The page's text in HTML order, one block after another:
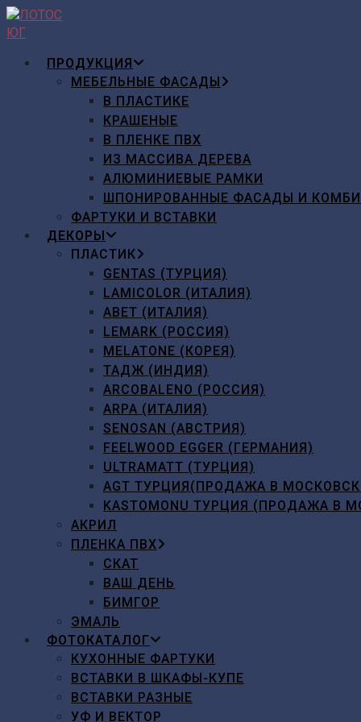
Перейти
к
ПРОДУКЦИЯ
МЕБЕЛЬНЫЕ ФАСАДЫ
В ПЛАСТИКЕ
КРАШЕНЫЕ
В ПЛЕНКЕ ПВХ
ИЗ МАССИВА ДЕРЕВА
АЛЮМИНИЕВЫЕ РАМКИ
ШПОНИРОВАННЫЕ ФАСАДЫ И
ФАРТУКИ И ВСТАВКИ
ДЕКОРЫ
ПЛАСТИК
GENTAS (ТУРЦИЯ)
LAMICOLOR (ИТАЛИЯ)
ABET (ИТАЛИЯ)
LEMARK (РОССИЯ)
MELATONE (КОРЕЯ)
ТАДЖ (ИНДИЯ)
ARCOBALENO (РОССИЯ)
ARPA (ИТАЛИЯ)
SENOSAN (АВСТРИЯ)
FEELWOOD EGGER (ГЕРМАНИЯ)
ULTRAMATT (ТУРЦИЯ)
AGT ТУРЦИЯ(ПРОДАЖА В
KASTOMONU ТУРЦИЯ (ПРОДАЖА В
АКРИЛ
ПЛЕНКА ПВХ
СКАТ
ВАШ ДЕНЬ
БИМГОР
ЭМАЛЬ
ФОТОКАТАЛОГ
КУХОННЫЕ ФАРТУКИ
ВСТАВКИ В ШКАФЫ-КУПЕ
ВСТАВКИ РАЗНЫЕ
УФ И ВЕКТОР